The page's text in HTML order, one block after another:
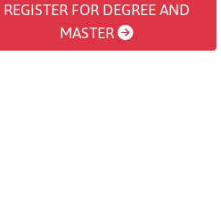
REGISTER FOR DEGREE AND
MASTER